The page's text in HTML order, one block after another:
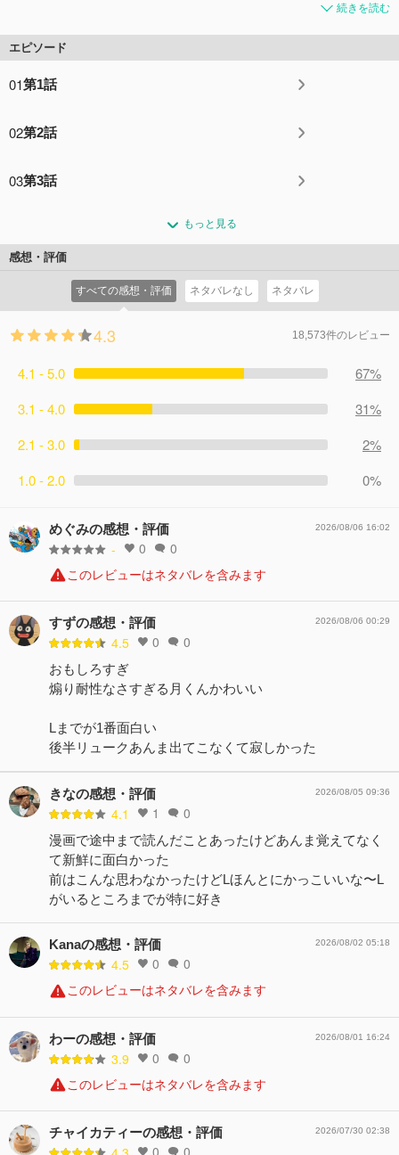
続きを読む
エピソード
01第1話
02第2話
03第3話
もっと見る
感想・評価
すべての感想・評価 ネタバレなし ネタバレ
4.3 18,573件のレビュー
4.1 - 5.0
67%
3.1 - 4.0
31%
2.1 - 3.0
2%
1.0 - 2.0
0%
めぐみの感想・評価
- 0 0
2026/08/06 16:02
このレビューはネタバレを含みます
すずの感想・評価
4.5 0 0
2026/08/06 00:29
おもしろすぎ
煽り耐性なさすぎる月くんかわいい
Lまでが1番面白い
後半リュークあんま出てこなくて寂しかった
きなの感想・評価
4.1 1 0
2026/08/05 09:36
漫画で途中まで読んだことあったけどあんま覚えてなく
て新鮮に面白かった
前はこんな思わなかったけどLほんとにかっこいいな〜L
がいるところまでが特に好き
Kanaの感想・評価
4.5 0 0
2026/08/02 05:18
このレビューはネタバレを含みます
わーの感想・評価
3.9 0 0
2026/08/01 16:24
このレビューはネタバレを含みます
チャイカティーの感想・評価 2026/07/30 02:38